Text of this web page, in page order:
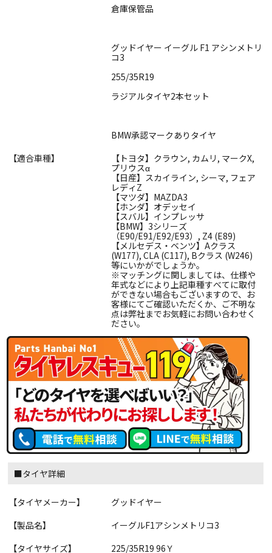
倉庫保管品
グッドイヤー イーグル F1 アシンメトリ
コ3
255/35R19
ラジアルタイヤ2本セット
BMW承認マークありタイヤ
【適合車種】
【トヨタ】クラウン, カムリ, マークX,
プリウスα
【日産】スカイライン, シーマ, フェア
レディZ
【マツダ】MAZDA3
【ホンダ】オデッセイ
【スバル】インプレッサ
【BMW】3シリーズ
（E90/E91/E92/E93）, Z4 (E89)
【メルセデス・ベンツ】Aクラス
(W177), CLA (C117), Bクラス (W246)
等にいかがでしょうか。
※マッチングに関しましては、仕様や
年式などにより上記車種すべてに取付
ができない場合もございますので、お
客様にてご確認いただくか、ご不明な
点は弊社までお気軽にお問い合わせく
ださい。
■タイヤ詳細
【タイヤメーカー】
グッドイヤー
【製品名】
イーグルF1アシンメトリコ3
【タイヤサイズ】
225/35R19 96Ｙ